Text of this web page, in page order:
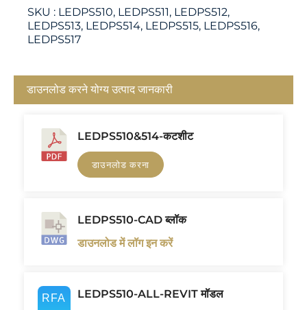
SKU : LEDPS510, LEDPS511, LEDPS512,
LEDPS513, LEDPS514, LEDPS515, LEDPS516,
LEDPS517
डाउनलोड करने योग्य उत्पाद जानकारी
LEDPS510&514-कटशीट
डाउनलोड करना
LEDPS510-CAD ब्लॉक
डाउनलोड में लॉग इन करें
LEDPS510-ALL-REVIT मॉडल